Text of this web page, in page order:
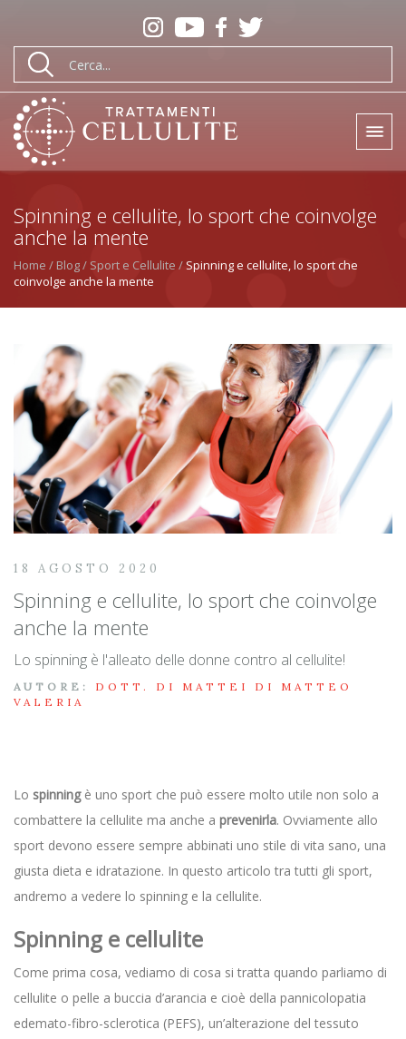
Spinning e cellulite, lo sport che coinvolge
anche la mente
Home Blog Sport e Cellulite
Spinning e cellulite, lo sport che
coinvolge anche la mente
18 AGOSTO 2020
Spinning e cellulite, lo sport che coinvolge
anche la mente
Lo spinning è l'alleato delle donne contro al cellulite!
AUTORE:
DOTT. DI MATTEI DI MATTEO
VALERIA
Lo spinningè uno sport che può essere molto utile non solo a
combattere la cellulite ma anche a prevenirla. Ovviamente allo
sport devono essere sempre abbinati uno stile di vita sano, una
giusta dieta e idratazione. In questo articolo tra tutti gli sport,
andremo a vedere lo spinning e la cellulite.
Spinning e cellulite
Come prima cosa, vediamo di cosa si tratta quando parliamo di
cellulite o pelle a buccia d’arancia e cioè della pannicolopatia
edemato-fibro-sclerotica (PEFS), un’alterazione del tessuto